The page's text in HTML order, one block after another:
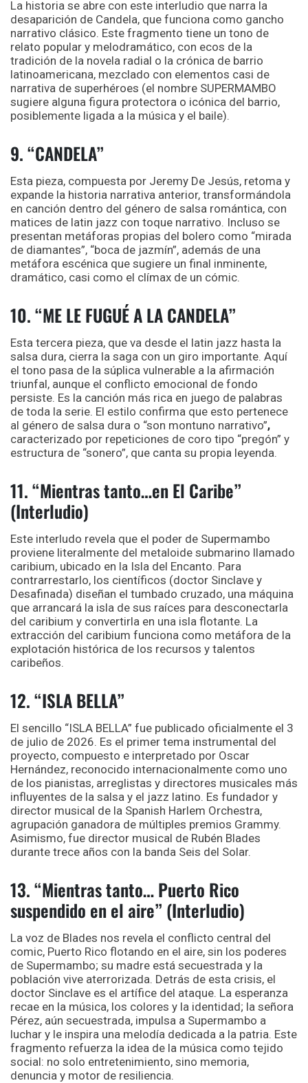
La historia se abre con este interludio que narra la
desaparición de Candela, que funciona como gancho
narrativo clásico. Este fragmento tiene un tono de
relato popular y melodramático, con ecos de la
tradición de la novela radial o la crónica de barrio
latinoamericana, mezclado con elementos casi de
narrativa de superhéroes (el nombre SUPERMAMBO
sugiere alguna figura protectora o icónica del barrio,
posiblemente ligada a la música y el baile).
9. “CANDELA”
Esta pieza, compuesta por Jeremy De Jesús, retoma y
expande la historia narrativa anterior, transformándola
en canción dentro del género de salsa romántica, con
matices de latin jazz con toque narrativo. Incluso se
presentan metáforas propias del bolero como “mirada
de diamantes”, “boca de jazmín”, además de una
metáfora escénica que sugiere un final inminente,
dramático, casi como el clímax de un cómic.
10. “ME LE FUGUÉ A LA CANDELA”
Esta tercera pieza, que va desde el latin jazz hasta la
salsa dura, cierra la saga con un giro importante. Aquí
el tono pasa de la súplica vulnerable a la afirmación
triunfal, aunque el conflicto emocional de fondo
persiste. Es la canción más rica en juego de palabras
de toda la serie. El estilo confirma que esto pertenece
al género de salsa dura o “son montuno narrativo”,
caracterizado por repeticiones de coro tipo “pregón” y
estructura de “sonero”, que canta su propia leyenda.
11. “Mientras tanto…en El Caribe”
(Interludio)
Este interludo revela que el poder de Supermambo
proviene literalmente del metaloide submarino llamado
caribium, ubicado en la Isla del Encanto. Para
contrarrestarlo, los científicos (doctor Sinclave y
Desafinada) diseñan el tumbado cruzado, una máquina
que arrancará la isla de sus raíces para desconectarla
del caribium y convertirla en una isla flotante. La
extracción del caribium funciona como metáfora de la
explotación histórica de los recursos y talentos
caribeños.
12. “ISLA BELLA”
El sencillo “ISLA BELLA” fue publicado oficialmente el 3
de julio de 2026. Es el primer tema instrumental del
proyecto, compuesto e interpretado por Oscar
Hernández, reconocido internacionalmente como uno
de los pianistas, arreglistas y directores musicales más
influyentes de la salsa y el jazz latino. Es fundador y
director musical de la Spanish Harlem Orchestra,
agrupación ganadora de múltiples premios Grammy.
Asimismo, fue director musical de Rubén Blades
durante trece años con la banda Seis del Solar.
13. “Mientras tanto… Puerto Rico
suspendido en el aire” (Interludio)
La voz de Blades nos revela el conflicto central del
comic, Puerto Rico flotando en el aire, sin los poderes
de Supermambo; su madre está secuestrada y la
población vive aterrorizada. Detrás de esta crisis, el
doctor Sinclave es el artífice del ataque. La esperanza
recae en la música, los colores y la identidad; la señora
Pérez, aún secuestrada, impulsa a Supermambo a
luchar y le inspira una melodía dedicada a la patria. Este
fragmento refuerza la idea de la música como tejido
social: no solo entretenimiento, sino memoria,
denuncia y motor de resiliencia.